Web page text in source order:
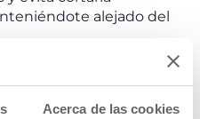
Acerca de las cookies
alejado del